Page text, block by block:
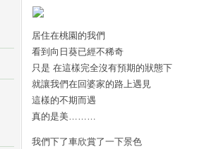
居住在桃園的我們
看到向日葵已經不稀奇
只是 在這樣完全沒有預期的狀態下
就讓我們在回婆家的路上遇見
這樣的不期而遇
真的是美………
我們下了車欣賞了一下景色